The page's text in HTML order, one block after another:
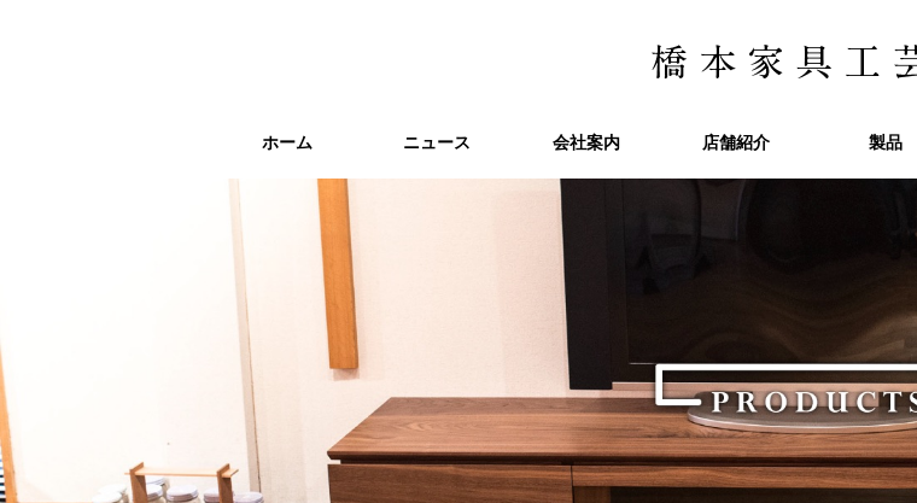
ホーム ニュース 会社案内 店舗紹介 製品
ホーム ニュース 会社案内 店舗紹介 製品